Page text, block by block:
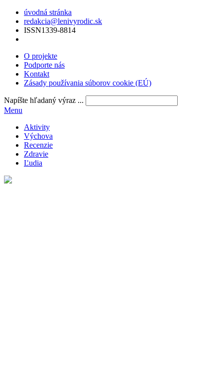
úvodná stránka
redakcia@lenivyrodic.sk
ISSN1339-8814
O projekte
Podporte nás
Kontakt
Zásady používania súborov cookie (EÚ)
Napíšte hľadaný výraz ...
Menu
Aktivity
Výchova
Recenzie
Zdravie
Ľudia